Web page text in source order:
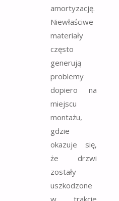
amortyzację.
Niewłaściwe
materiały
często
generują
problemy
dopiero na
miejscu
montażu,
gdzie
okazuje się,
że drzwi
zostały
uszkodzone
w trakcie